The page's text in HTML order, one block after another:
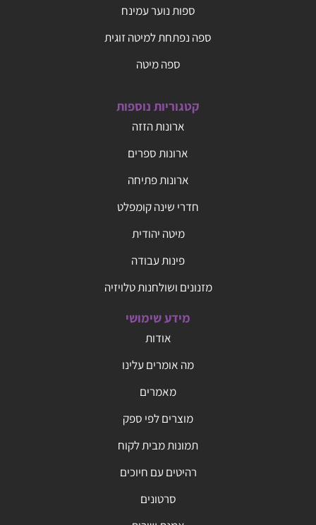
ספות נוער עמינח
ספה נפתחת למיטה זוגית
ספה מיטה
קטגוריות נוספות
ארונות הזזה
ארונות ספרים
ארונות פתיחה
חדרי שינה קומפלט
מיטה יהודית
פינות עבודה
מזנונים ושולחנות טלויזיה
מידע שימושי
אודות
מה אומרים עלינו
מאמרים
מוצרים לפי ספק
תמונות מבית לקוח
רהיטים עם חיוכים
סרטונים